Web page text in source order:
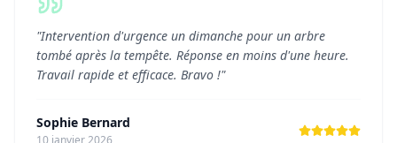
"Intervention d'urgence un dimanche pour un arbre
tombé après la tempête. Réponse en moins d'une heure.
Travail rapide et efficace. Bravo !"
Sophie Bernard
10 janvier 2026